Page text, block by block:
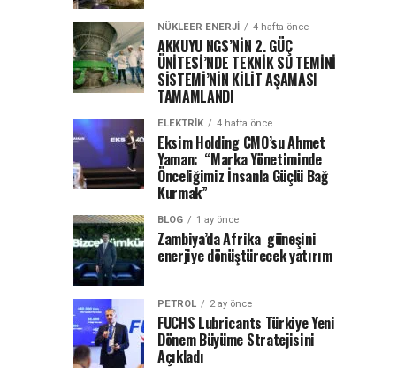
NÜKLEER ENERJI 4 hafta önce
AKKUYU NGS’NİN 2. GÜÇ
ÜNİTESİ’NDE TEKNİK SU TEMİNİ
SİSTEMİ’NİN KİLİT AŞAMASI
TAMAMLANDI
ELEKTRİK 4 hafta önce
Eksim Holding CMO’su Ahmet
Yaman: “Marka Yönetiminde
Önceliğimiz İnsanla Güçlü Bağ
Kurmak”
BLOG 1 ay önce
Zambiya’da Afrika güneşini
enerjiye dönüştürecek yatırım
PETROL 2 ay önce
FUCHS Lubricants Türkiye Yeni
Dönem Büyüme Stratejisini
Açıkladı